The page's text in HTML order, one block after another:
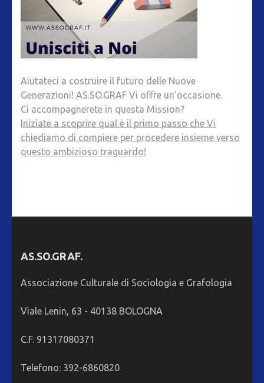
Aiutateci a costruire il futuro delle Nuove
Generazioni! AS.SO.GRAF Vi offre un'occasione.
Ci accompagnerete in questa Mission?
Iniziate a scoprire qual è il primo passo che Vi
chiediamo di compiere per procedere insieme verso
questo ambizioso traguardo!
AS.SO.GRAF.
Associazione Culturale di Sociologia e Grafologia
Viale Lenin, 63 - 40138 BOLOGNA
C.F. 91317080371
Telefono: 392-6860820